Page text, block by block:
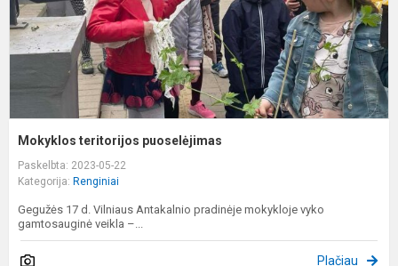
Mokyklos teritorijos puoselėjimas
Paskelbta: 2023-05-22
Kategorija: Renginiai
Gegužės 17 d. Vilniaus Antakalnio pradinėje mokykloje vyko
gamtosauginė veikla –...
Plačiau